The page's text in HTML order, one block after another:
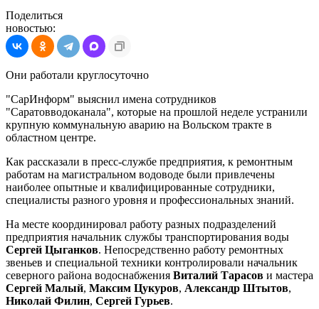
Поделиться
новостью:
Они работали круглосуточно
"СарИнформ" выяснил имена сотрудников
"Саратовводоканала", которые на прошлой неделе устранили
крупную коммунальную аварию на Вольском тракте в
областном центре.
Как рассказали в пресс-службе предприятия, к ремонтным
работам на магистральном водоводе были привлечены
наиболее опытные и квалифицированные сотрудники,
специалисты разного уровня и профессиональных знаний.
На месте координировал работу разных подразделений
предприятия начальник службы транспортирования воды
Сергей Цыганков. Непосредственно работу ремонтных
звеньев и специальной техники контролировали начальник
северного района водоснабжения Виталий Тарасов и мастера
Сергей Малый, Максим Цукуров, Александр Штытов,
Николай Филин, Сергей Гурьев.